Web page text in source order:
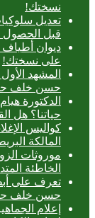
نسختك!
تعديل
قبل
ديوان
على نسختك!
المشهد
حسن خلف
الدكتورة
حياتنا؟ هل
كواليس
المالكة
موروثات
الخاطئة
تعرف على
حسن خلف
إعلام